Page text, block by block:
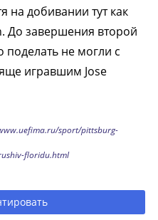
на добивании тут как
До завершения второй
поделать не могли с
игравшим Jose
sport/pittsburg-
floridu.html